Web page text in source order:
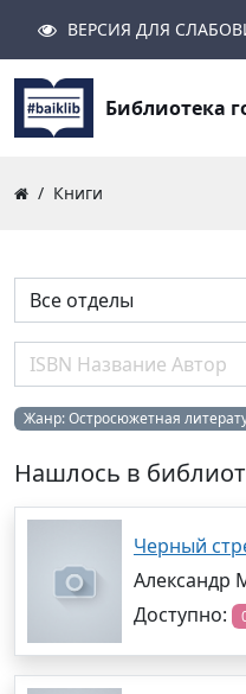
Жанр:Остросюжетная
Нашлось в
Черный
Александр
Доступно:
ПоискВЕРСИЯ ДЛЯ
Библиотека
Книги